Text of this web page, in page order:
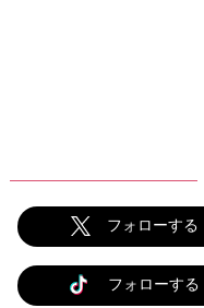
フォローする
フォローする